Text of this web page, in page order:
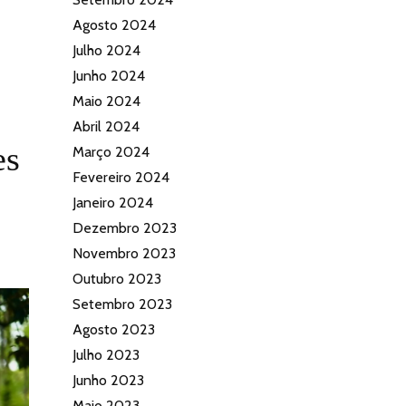
Agosto 2024
Julho 2024
Junho 2024
Maio 2024
Abril 2024
Março 2024
Fevereiro 2024
Janeiro 2024
Dezembro 2023
Novembro 2023
Outubro 2023
Setembro 2023
Agosto 2023
Julho 2023
Junho 2023